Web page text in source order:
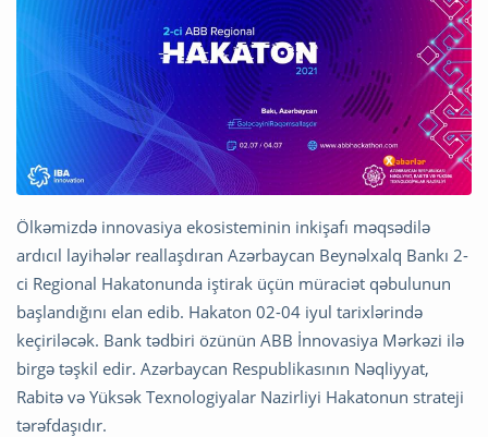
Ölkəmizdə innovasiya ekosisteminin inkişafı məqsədilə
ardıcıl layihələr reallaşdıran Azərbaycan Beynəlxalq Bankı 2-
ci Regional Hakatonunda iştirak üçün müraciət qəbulunun
başlandığını elan edib. Hakaton 02-04 iyul tarixlərində
keçiriləcək. Bank tədbiri özünün ABB İnnovasiya Mərkəzi ilə
birgə təşkil edir. Azərbaycan Respublikasının Nəqliyyat,
Rabitə və Yüksək Texnologiyalar Nazirliyi Hakatonun strateji
tərəfdaşıdır.